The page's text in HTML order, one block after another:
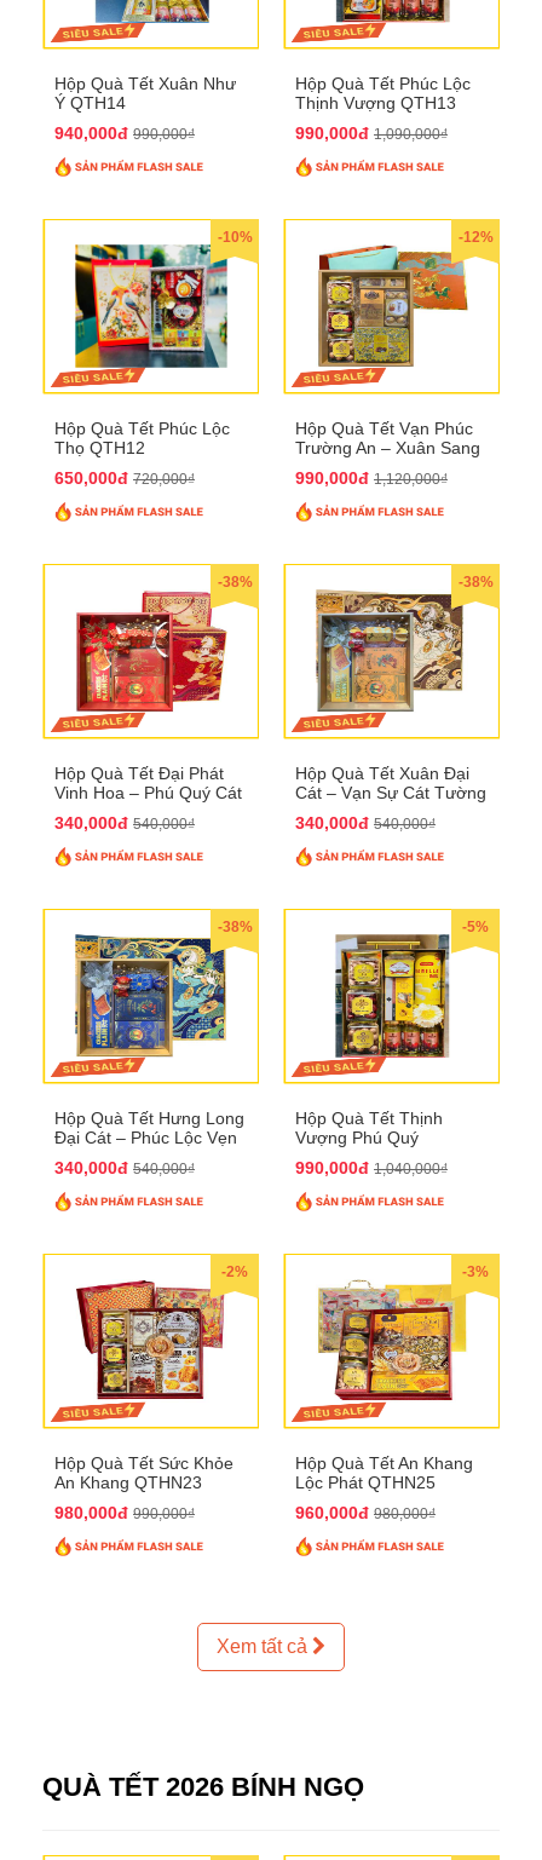
Hộp Quà Tết Xuân Như
Ý QTH14
940,000đ 990,000₫
Hộp Quà Tết Phúc Lộc
Thịnh Vượng QTH13
990,000đ 1,090,000₫
-10%
Hộp Quà Tết Phúc Lộc
Thọ QTH12
650,000đ 720,000₫
-12%
Hộp Quà Tết Vạn Phúc
Trường An – Xuân Sang
990,000đ 1,120,000₫
-38%
Hộp Quà Tết Đại Phát
Vinh Hoa – Phú Quý Cát
340,000đ 540,000₫
-38%
Hộp Quà Tết Xuân Đại
Cát – Vạn Sự Cát Tường
340,000đ 540,000₫
-38%
Hộp Quà Tết Hưng Long
Đại Cát – Phúc Lộc Vẹn
340,000đ 540,000₫
-5%
Hộp Quà Tết Thịnh
Vượng Phú Quý
990,000đ 1,040,000₫
-2%
Hộp Quà Tết Sức Khỏe
An Khang QTHN23
980,000đ 990,000₫
-3%
Hộp Quà Tết An Khang
Lộc Phát QTHN25
960,000đ 980,000₫
Xem tất cả
QUÀ TẾT 2026 BÍNH NGỌ